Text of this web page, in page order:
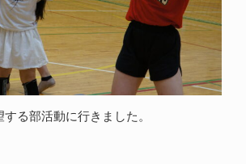
る部活動に行きました。